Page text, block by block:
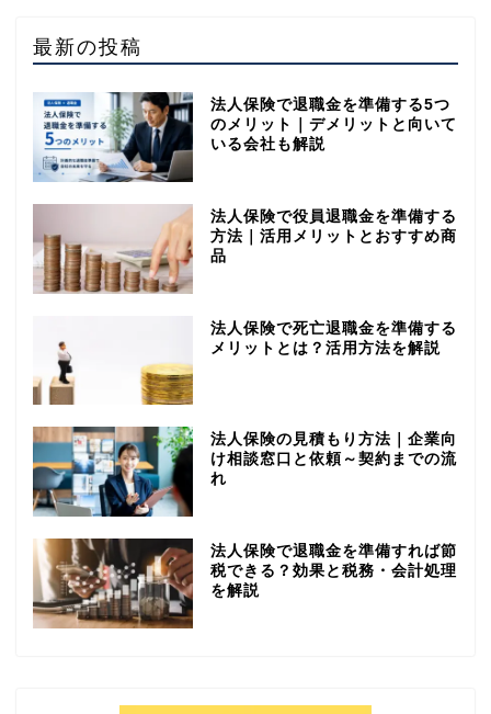
最新の投稿
法人保険で退職金を準備する5つ
のメリット｜デメリットと向いて
いる会社も解説
法人保険で役員退職金を準備する
方法｜活用メリットとおすすめ商
品
法人保険で死亡退職金を準備する
メリットとは？活用方法を解説
法人保険の見積もり方法｜企業向
け相談窓口と依頼～契約までの流
れ
法人保険で退職金を準備すれば節
税できる？効果と税務・会計処理
を解説